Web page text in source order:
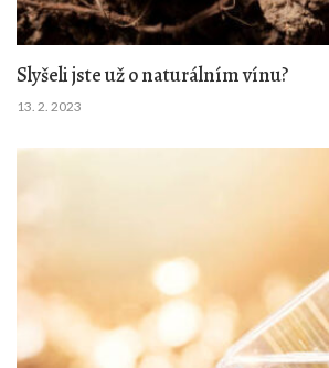
Slyšeli jste už o naturálním vínu?
13. 2. 2023